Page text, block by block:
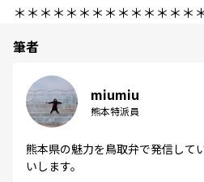
＊＊＊＊＊＊＊＊＊＊＊＊＊＊
筆者
miumiu
熊本特派員
熊本県の魅力を鳥取弁で発信して
いします。